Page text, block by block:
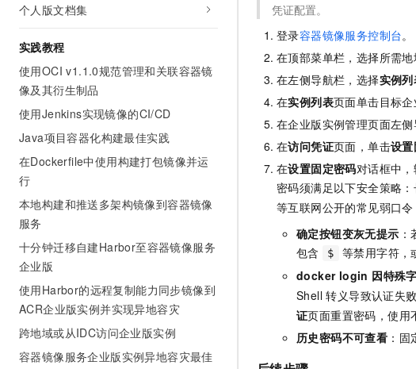
个人版文档集
实践教程
使用OCI v1.1.0规范管理和关联容器镜
像及其衍生制品
使用Jenkins实现镜像的CI/CD
Java项目容器化构建最佳实践
在Dockerfile中使用构建打包镜像并运
行
本地构建和推送多架构镜像到容器镜像
服务
十分钟迁移自建Harbor至容器镜像服务
企业版
使用Harbor的远程复制能力同步镜像到
ACR企业版实例并实现异地容灾
跨地域或从IDC访问企业版实例
容器镜像服务企业版实例异地容灾最佳
凭证配置。
登录容器镜像服务控制台。
在顶部菜单栏，选择所需地
在左侧导航栏，选择实例
在实例列表页面单击目标企
在企业版实例管理页面左
在访问凭证页面，单击设
在设置固定密码对话框中，
密码须满足以下安全策略
等互联网公开的常见弱口
确定按钮变灰无提示
包含
$
等禁用字符，
docker login 因特殊
Shell 转义导致认证失
证页面重置密码，使用
历史密码不可查看 ：